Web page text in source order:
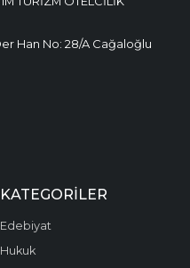
Han No: 28/A Cağaloğlu
KATEGORILER
Edebiyat
Hukuk